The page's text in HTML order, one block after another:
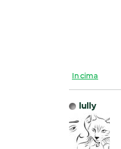
In cima
lully